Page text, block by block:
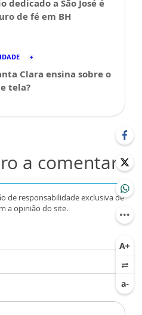
dedicado a São José é
de fé em BH
Clara ensina sobre o
tela?
a comentar
de responsabilidade exclusiva de
a opinião do site.